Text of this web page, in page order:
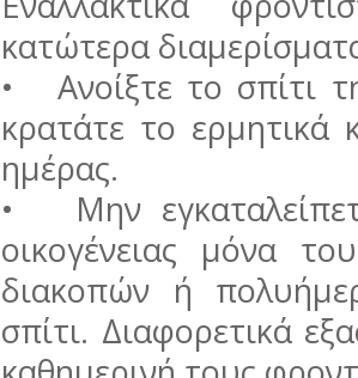
κατώτερα
• Ανοίξτε το σπίτι
κρατάτε το ερμητικά
ημέρας.
• Μην
οικογένειας μόνα
διακοπών ή
σπίτι. Διαφορετικά